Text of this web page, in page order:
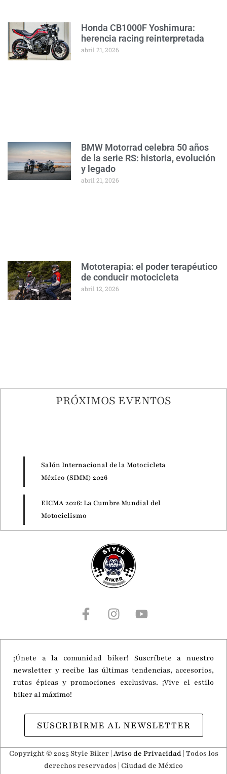
Honda CB1000F Yoshimura:
herencia racing reinterpretada
abril 21, 2026
BMW Motorrad celebra 50 años
de la serie RS: historia, evolución
y legado
abril 21, 2026
Mototerapia: el poder terapéutico
de conducir motocicleta
abril 12, 2026
PRÓXIMOS EVENTOS
Salón Internacional de la Motocicleta
México (SIMM) 2026
EICMA 2026: La Cumbre Mundial del
Motociclismo
¡Únete a la comunidad biker! Suscríbete a nuestro
newsletter y recibe las últimas tendencias, accesorios,
rutas épicas y promociones exclusivas. ¡Vive el estilo
biker al máximo!
SUSCRIBIRME AL NEWSLETTER
Copyright © 2025 Style Biker | Aviso de Privacidad| Todos los
derechos reservados | Ciudad de México